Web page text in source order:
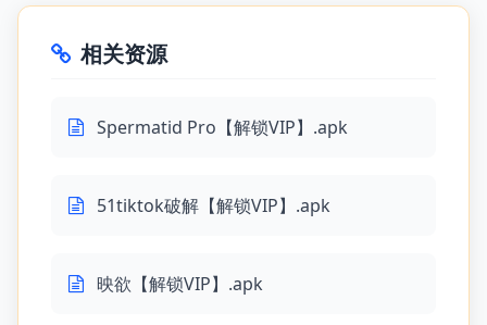
相关资源
Spermatid Pro【解锁VIP】.apk
51tiktok破解【解锁VIP】.apk
映欲【解锁VIP】.apk